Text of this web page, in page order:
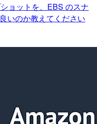
ョットを、EBS のスナ
いのか教えてください